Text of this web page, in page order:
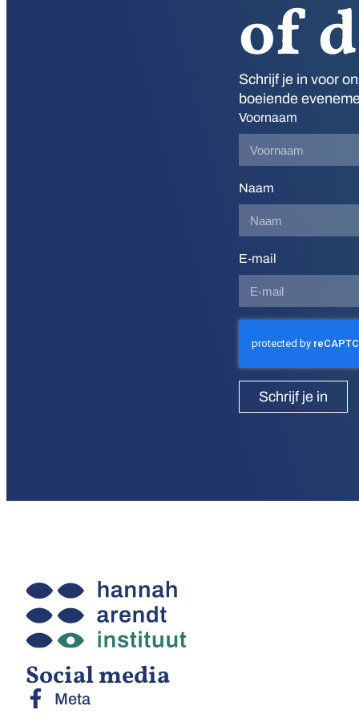
of
Schrijf je in voor
boeiende
Voornaam
Naam
E-mail
Schrijf je in
Social media
Meta